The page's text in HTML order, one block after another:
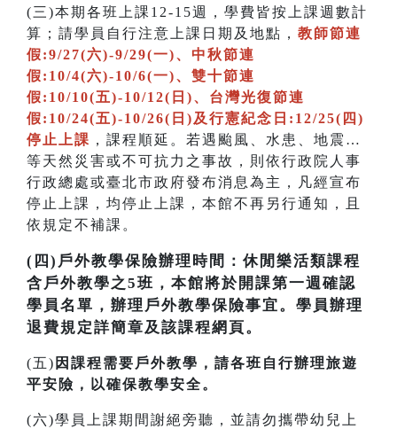
(三)本期各班上課12-15週，學費皆按上課週數計
算；請學員自行注意上課日期及地點， 教師節連
假:9/27(六)-9/29(一)、中秋節連
假:10/4(六)-10/6(一)、雙十節連
假:10/10(五)-10/12(日)、台灣光復節連
假:10/24(五)-10/26(日)及行憲紀念日:12/25(四)
停止上課 ，課程順延。若遇颱風、水患、地震…
等天然災害或不可抗力之事故，則依行政院人事
行政總處或臺北市政府發布消息為主，凡經宣布
停止上課，均停止上課，本館不再另行通知，且
依規定不補課。
(四)戶外教學保險辦理時間：休閒樂活類課程
含戶外教學之5班，本館將於開課第一週確認
學員名單，辦理戶外教學保險事宜。學員辦理
退費規定詳簡章及該課程網頁。
(五) 因課程需要戶外教學，請各班自行辦理旅遊
平安險，以確保教學安全。
(六)學員上課期間謝絕旁聽，並請勿攜帶幼兒上